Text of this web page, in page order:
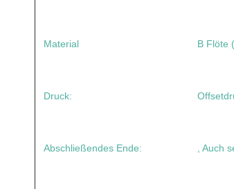
Material B Flöte
Druck:
Abschließendes Ende: , Auch